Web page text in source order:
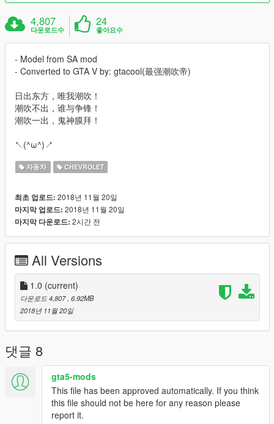
4,807
다운로드수
24
좋아요수
- Model from SA mod
- Converted to GTA V by: gtacool(最强潮吹帝)
日出东方，唯我潮吹！
潮吹不出，谁与争锋！
潮吹一出，鬼神膜拜！
↖(^ω^)↗
자동차 CHEVROLET
최초 업로드: 2018년 11월 20일
마지막 업로드: 2018년 11월 20일
마지막 다운로드: 2시간 전
All Versions
1.0 (current)
다운로드 4,807 , 6.92MB
2018년 11월 20일
댓글 8
gta5-mods
This file has been approved automatically. If you think
this file should not be here for any reason please
report it.